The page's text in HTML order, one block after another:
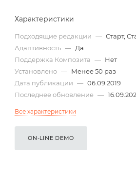
Характеристики
Подходящие редакции — Старт,
Адаптивность — Да
Поддержка Композита — Нет
Установлено — Менее 50 раз
Дата публикации — 06.09.2019
Последнее обновление —
Все характеристики
ON-LINE DEMO